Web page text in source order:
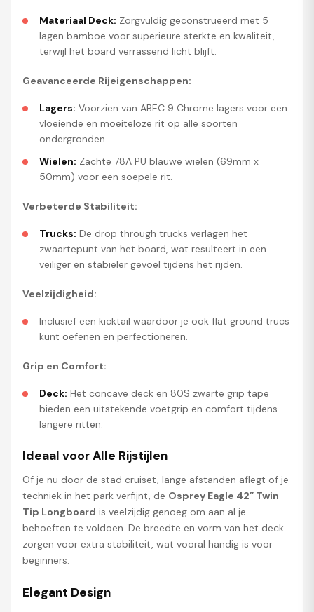
Materiaal Deck: Zorgvuldig geconstrueerd met 5
lagen bamboe voor superieure sterkte en kwaliteit,
terwijl het board verrassend licht blijft.
Geavanceerde Rijeigenschappen:
Lagers: Voorzien van ABEC 9 Chrome lagers voor een
vloeiende en moeiteloze rit op alle soorten
ondergronden.
Wielen: Zachte 78A PU blauwe wielen (69mm x
50mm) voor een soepele rit.
Verbeterde Stabiliteit:
Trucks: De drop through trucks verlagen het
zwaartepunt van het board, wat resulteert in een
veiliger en stabieler gevoel tijdens het rijden.
Veelzijdigheid:
Inclusief een kicktail waardoor je ook flat ground trucs
kunt oefenen en perfectioneren.
Grip en Comfort:
Deck: Het concave deck en 80S zwarte grip tape
bieden een uitstekende voetgrip en comfort tijdens
langere ritten.
Ideaal voor Alle Rijstijlen
Of je nu door de stad cruiset, lange afstanden aflegt of je
techniek in het park verfijnt, de Osprey Eagle 42” Twin
Tip Longboard is veelzijdig genoeg om aan al je
behoeften te voldoen. De breedte en vorm van het deck
zorgen voor extra stabiliteit, wat vooral handig is voor
beginners.
Elegant Design